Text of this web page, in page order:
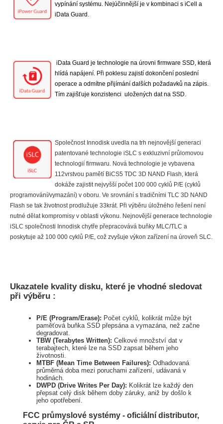
vypínání systému. Nejúčinnější je v kombinaci s iCell a
iData Guard.
iData Guard je technologie na úrovni firmware SSD, která
hlídá napájení. Při poklesu zajistí dokončení poslední
operace a odmítne přijímání dalších požadavků na zápis.
Tím zajišťuje konzistenci uložených dat na SSD.
Společnost Innodisk uvedla na trh nejnovější generaci
patentované technologie iSLC s exkluzivní průlomovou
technologií firmwaru. Nová technologie je vybavena
112vrstvou pamětí BiCS5 TDC 3D NAND Flash, která
dokáže zajistit nejvyšší počet 100 000 cyklů P/E (cyklů
programování/vymazání) v oboru. Ve srovnání s tradičními TLC 3D NAND
Flash se tak životnost prodlužuje 33krát. Při výběru úložného řešení není
nutné dělat kompromisy v oblasti výkonu. Nejnovější generace technologie
iSLC společnosti Innodisk chytře přepracovává buňky MLC/TLC a
poskytuje až 100 000 cyklů P/E, což zvyšuje výkon zařízení na úroveň SLC.
Ukazatele kvality disku, které je vhodné sledovat
při výběru :
P/E (Program/Erase): Počet cyklů, kolikrát může být
paměťová buňka SSD přepsána a vymazána, než začne
degradovat.
TBW (Terabytes Written): Celkové množství dat v
terabajtech, které lze na SSD zapsat během jeho
životnosti.
MTBF (Mean Time Between Failures): Odhadovaná
průměrná doba mezi poruchami zařízení, udávaná v
hodinách.
DWPD (Drive Writes Per Day): Kolikrát lze každý den
přepsat celý disk během doby záruky, aniž by došlo k
jeho opotřebení.
FCC průmyslové systémy - oficiální distributor,